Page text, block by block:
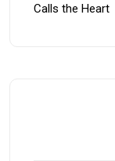
Calls the Heart